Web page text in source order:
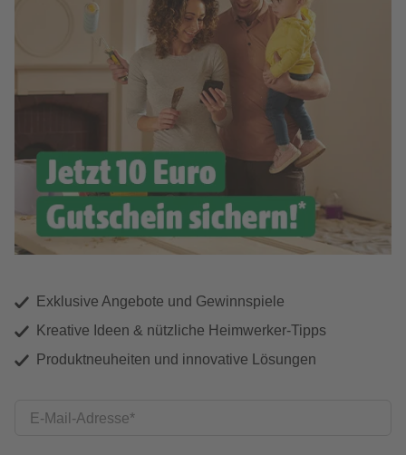
Exklusive Angebote und Gewinnspiele
Kreative Ideen & nützliche Heimwerker-Tipps
Produktneuheiten und innovative Lösungen
E-Mail-Adresse